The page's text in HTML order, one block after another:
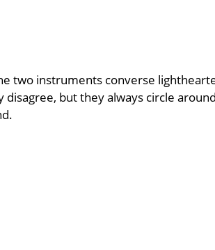
two instruments converse
but they always circle